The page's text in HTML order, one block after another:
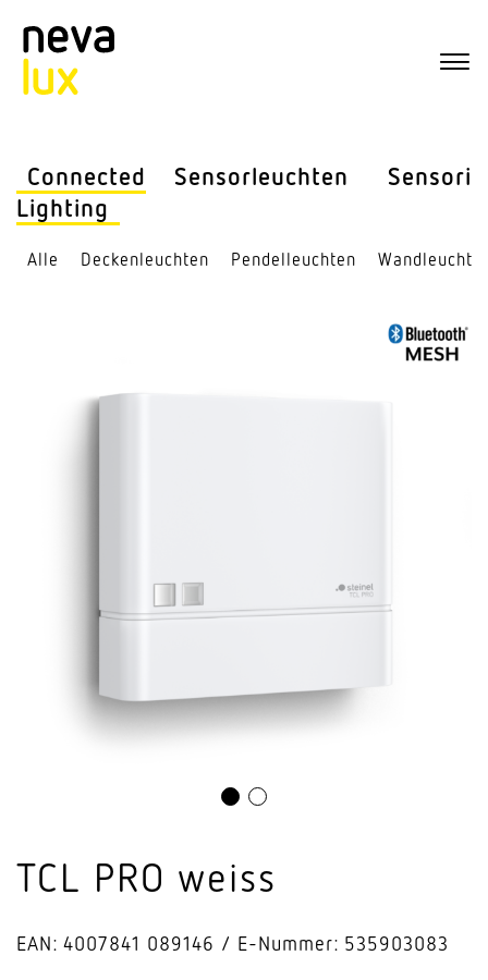
Connected
Lighting
Sensor­leuchten Sensorik
Alle Decken­leuchten Pendel­leuchten
TCL PRO weiss
EAN: 4007841 089146 E-Nummer: 535903083